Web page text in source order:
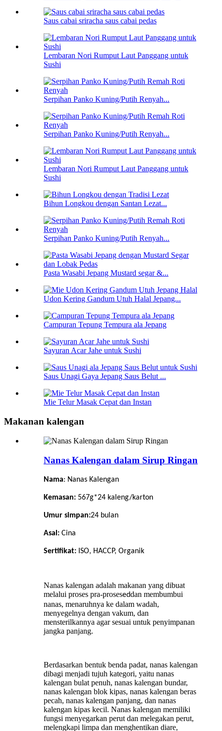
Saus cabai sriracha saus cabai pedas
Lembaran Nori Rumput Laut Panggang untuk
Sushi
Serpihan Panko Kuning/Putih Renyah...
Serpihan Panko Kuning/Putih Renyah...
Lembaran Nori Rumput Laut Panggang untuk
Sushi
Bihun Longkou dengan Santan Lezat...
Serpihan Panko Kuning/Putih Renyah...
Pasta Wasabi Jepang Mustard segar &...
Udon Kering Gandum Utuh Halal Jepang...
Campuran Tepung Tempura ala Jepang
Sayuran Acar Jahe untuk Sushi
Saus Unagi Gaya Jepang Saus Belut ...
Mie Telur Masak Cepat dan Instan
Makanan kalengan
Nanas Kalengan dalam Sirup Ringan
Nama: Nanas Kalengan
Kemasan: 567g*24 kaleng/karton
Umur simpan:24 bulan
Asal: Cina
Sertifikat: ISO, HACCP, Organik
Nanas kalengan adalah makanan yang dibuat
melalui proses pra-proseseddan membumbui
nanas, menaruhnya ke dalam wadah,
menyegelnya dengan vakum, dan
mensterilkannya agar sesuai untuk penyimpanan
jangka panjang.
Berdasarkan bentuk benda padat, nanas kalengan
dibagi menjadi tujuh kategori, yaitu nanas
kalengan bulat penuh, nanas kalengan bundar,
nanas kalengan blok kipas, nanas kalengan beras
pecah, nanas kalengan panjang, dan nanas
kalengan kipas kecil. Nanas kalengan memiliki
fungsi menyegarkan perut dan melegakan perut,
melengkapi limpa dan menghentikan diare,